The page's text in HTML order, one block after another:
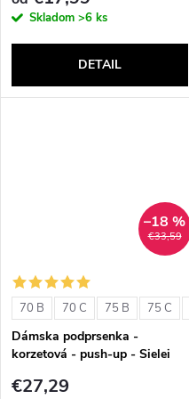
Skladom >6 ks
DETAIL
€33,59
–18 %
70 B 70 C 75 B 75 C
Dámska podprsenka -
korzetová - push-up - Sielei
€27,29